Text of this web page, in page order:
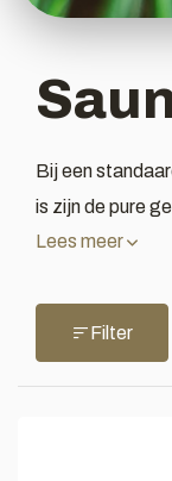
Bij een
is zijn de pure
Lees meer
Filter